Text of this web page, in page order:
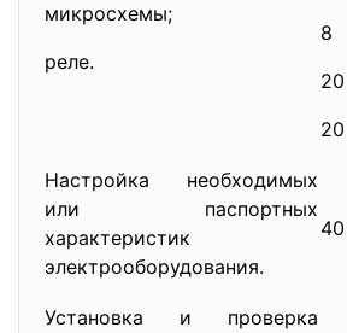
микросхемы;
реле.
8
20
20
Настройка необходимых
или паспортных
характеристик
электрооборудования.
40
Установка и проверка